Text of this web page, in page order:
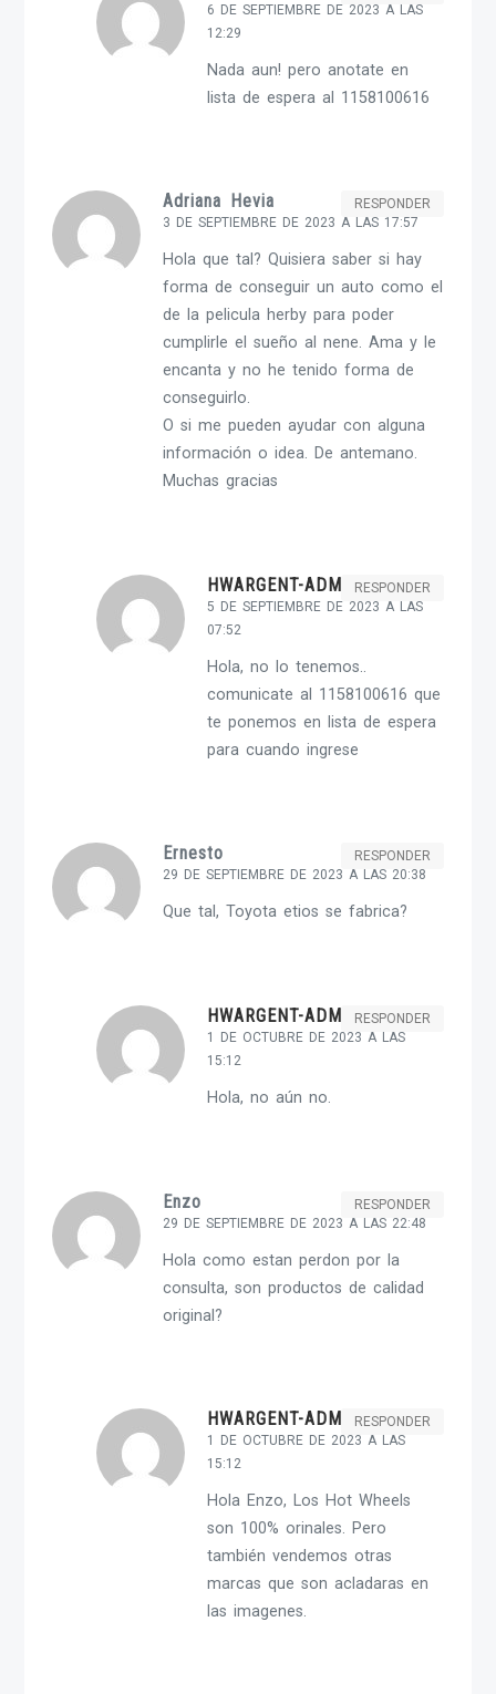
6 DE SEPTIEMBRE DE 2023 A LAS
12:29
Nada aun! pero anotate en
lista de espera al 1158100616
Adriana Hevia
3 DE SEPTIEMBRE DE 2023 A LAS 17:57
RESPONDER
Hola que tal? Quisiera saber si hay
forma de conseguir un auto como el
de la pelicula herby para poder
cumplirle el sueño al nene. Ama y le
encanta y no he tenido forma de
conseguirlo.
O si me pueden ayudar con alguna
información o idea. De antemano.
Muchas gracias
HWARGENT-ADMIN
5 DE SEPTIEMBRE DE 2023 A LAS
07:52
RESPONDER
Hola, no lo tenemos..
comunicate al 1158100616 que
te ponemos en lista de espera
para cuando ingrese
Ernesto
29 DE SEPTIEMBRE DE 2023 A LAS 20:38
RESPONDER
Que tal, Toyota etios se fabrica?
HWARGENT-ADMIN
1 DE OCTUBRE DE 2023 A LAS
15:12
RESPONDER
Hola, no aún no.
Enzo
29 DE SEPTIEMBRE DE 2023 A LAS 22:48
RESPONDER
Hola como estan perdon por la
consulta, son productos de calidad
original?
HWARGENT-ADMIN
1 DE OCTUBRE DE 2023 A LAS
15:12
RESPONDER
Hola Enzo, Los Hot Wheels
son 100% orinales. Pero
también vendemos otras
marcas que son acladaras en
las imagenes.